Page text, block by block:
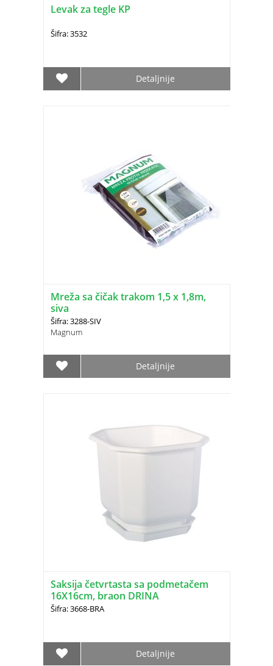
Levak za tegle KP
Šifra: 3532
Detaljnije
Mreža sa čičak trakom 1,5 x 1,8m,
siva
Šifra: 3288-SIV
Magnum
Detaljnije
Saksija četvrtasta sa podmetačem
16X16cm, braon DRINA
Šifra: 3668-BRA
Detaljnije